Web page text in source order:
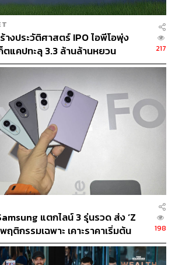
งประวัติศาสตร์ IPO ไอพีโอพุ่ง
ตแคปทะลุ 3.3 ล้านล้านหยวน
217
แตกไลน์ 3 รุ่นรวด ส่ง ‘Z
ฤติกรรมเฉพาะ เคาะราคาเริ่มต้น
198